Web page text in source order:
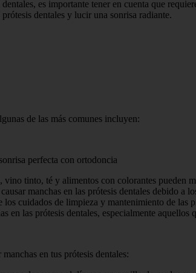
es importante tener en cuenta que
dentales y lucir una sonrisa radiante.
de las más comunes incluyen:
perfecta con ortodoncia
tinto, té y alimentos con colorantes pueden
manchas en las prótesis dentales debido a
cuidados de limpieza y mantenimiento de las
en las prótesis dentales, especialmente aquellos
en tus prótesis dentales: